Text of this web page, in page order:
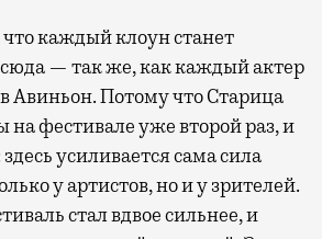
что каждый клоун станет
сюда — так же, как каждый актер
Авиньон. Потому что Старица
фестивале уже второй раз, и
усиливается сама сила
у артистов, но и у зрителей.
стал вдвое сильнее, и